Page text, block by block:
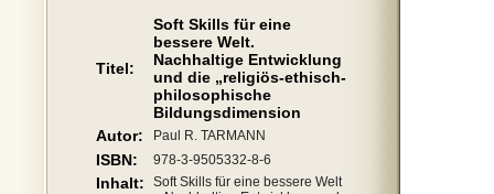
Titel:
Soft Skills für eine
bessere Welt.
Nachhaltige Entwicklung
und die „religiös-ethisch-
philosophische
Bildungsdimension
Autor:
Paul R. TARMANN
ISBN: 978-3-9505332-8-6
Inhalt:
Soft Skills für eine bessere Welt